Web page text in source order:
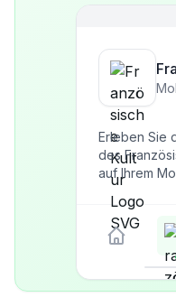
Erleben Sie
des
auf Ihrem